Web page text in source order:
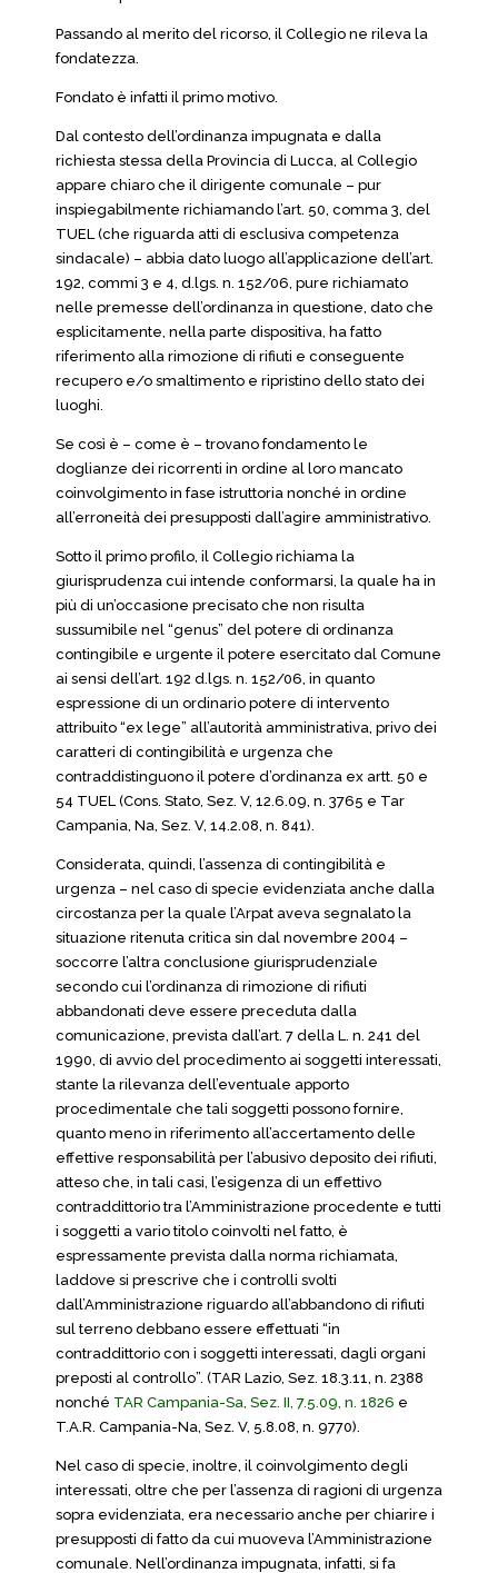
Passando al merito del ricorso, il Collegio ne rileva la
fondatezza.
Fondato è infatti il primo motivo.
Dal contesto dell’ordinanza impugnata e dalla
richiesta stessa della Provincia di Lucca, al Collegio
appare chiaro che il dirigente comunale – pur
inspiegabilmente richiamando l’art. 50, comma 3, del
TUEL (che riguarda atti di esclusiva competenza
sindacale) – abbia dato luogo all’applicazione dell’art.
192, commi 3 e 4, d.lgs. n. 152/06, pure richiamato
nelle premesse dell’ordinanza in questione, dato che
esplicitamente, nella parte dispositiva, ha fatto
riferimento alla rimozione di rifiuti e conseguente
recupero e/o smaltimento e ripristino dello stato dei
luoghi.
Se così è – come è – trovano fondamento le
doglianze dei ricorrenti in ordine al loro mancato
coinvolgimento in fase istruttoria nonché in ordine
all’erroneità dei presupposti dall’agire amministrativo.
Sotto il primo profilo, il Collegio richiama la
giurisprudenza cui intende conformarsi, la quale ha in
più di un’occasione precisato che non risulta
sussumibile nel “genus” del potere di ordinanza
contingibile e urgente il potere esercitato dal Comune
ai sensi dell’art. 192 d.lgs. n. 152/06, in quanto
espressione di un ordinario potere di intervento
attribuito “ex lege” all’autorità amministrativa, privo dei
caratteri di contingibilità e urgenza che
contraddistinguono il potere d’ordinanza ex artt. 50 e
54 TUEL (Cons. Stato, Sez. V, 12.6.09, n. 3765 e Tar
Campania, Na, Sez. V, 14.2.08, n. 841).
Considerata, quindi, l’assenza di contingibilità e
urgenza – nel caso di specie evidenziata anche dalla
circostanza per la quale l’Arpat aveva segnalato la
situazione ritenuta critica sin dal novembre 2004 –
soccorre l’altra conclusione giurisprudenziale
secondo cui l’ordinanza di rimozione di rifiuti
abbandonati deve essere preceduta dalla
comunicazione, prevista dall’art. 7 della L. n. 241 del
1990, di avvio del procedimento ai soggetti interessati,
stante la rilevanza dell’eventuale apporto
procedimentale che tali soggetti possono fornire,
quanto meno in riferimento all’accertamento delle
effettive responsabilità per l’abusivo deposito dei rifiuti,
atteso che, in tali casi, l’esigenza di un effettivo
contraddittorio tra l’Amministrazione procedente e tutti
i soggetti a vario titolo coinvolti nel fatto, è
espressamente prevista dalla norma richiamata,
laddove si prescrive che i controlli svolti
dall’Amministrazione riguardo all’abbandono di rifiuti
sul terreno debbano essere effettuati “in
contraddittorio con i soggetti interessati, dagli organi
preposti al controllo”. (TAR Lazio, Sez. 18.3.11, n. 2388
nonché TAR Campania-Sa, Sez. II, 7.5.09, n. 1826 e
T.A.R. Campania-Na, Sez. V, 5.8.08, n. 9770).
Nel caso di specie, inoltre, il coinvolgimento degli
interessati, oltre che per l’assenza di ragioni di urgenza
sopra evidenziata, era necessario anche per chiarire i
presupposti di fatto da cui muoveva l’Amministrazione
comunale. Nell’ordinanza impugnata, infatti, si fa